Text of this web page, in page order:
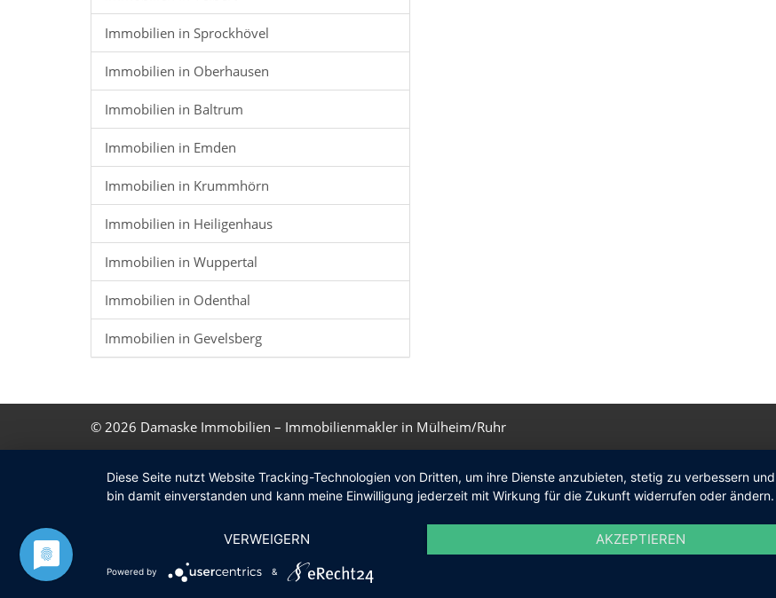
Immobilien in Sprockhövel
Immobilien in Oberhausen
Immobilien in Baltrum
Immobilien in Emden
Immobilien in Krummhörn
Immobilien in Heiligenhaus
Immobilien in Wuppertal
Immobilien in Odenthal
Immobilien in Gevelsberg
© 2026 Damaske Immobilien – Immobilienmakler in Mülheim/Ruhr
Diese Seite nutzt Website Tracking-Technologien von Dritten, um ihre Dienste anzubieten, stetig zu verbessern
bin damit einverstanden und kann meine Einwilligung jederzeit mit Wirkung für die Zukunft widerrufen oder ändern.
VERWEIGERN AKZEPTIEREN
Powered by &